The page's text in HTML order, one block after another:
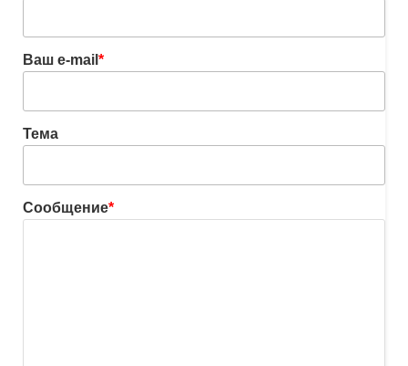
Ваш e-mail *
Тема
Сообщение*